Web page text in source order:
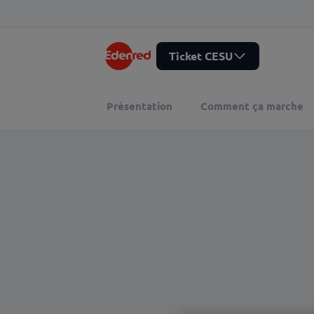
Ticket CESU
Présentation Comment ça marche